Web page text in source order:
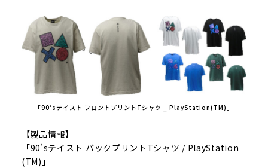
「90’sテイスト フロントプリントTシャツ _ PlayStation(TM)」
【製品情報】
「90’sテイスト バックプリントTシャツ / PlayStation
(TM)」